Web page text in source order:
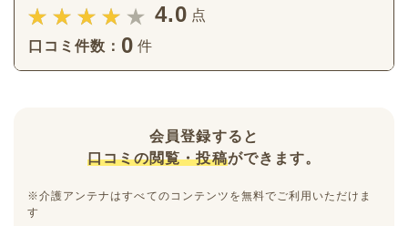
4.0 点
口コミ件数： 0 件
会員登録すると
口コミの閲覧・投稿ができます。
※介護アンテナはすべてのコンテンツを無料でご利用いただけま
す